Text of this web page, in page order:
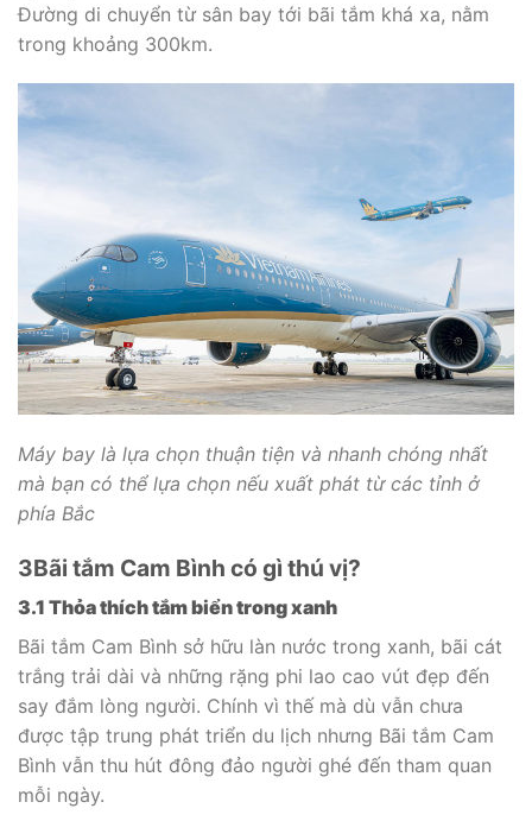
Đường di chuyển từ sân bay tới bãi tắm khá xa, nằm
trong khoảng 300km.
Máy bay là lựa chọn thuận tiện và nhanh chóng nhất
mà bạn có thể lựa chọn nếu xuất phát từ các tỉnh ở
phía Bắc
3Bãi tắm Cam Bình có gì thú vị?
3.1 Thỏa thích tắm biển trong xanh
Bãi tắm Cam Bình sở hữu làn nước trong xanh, bãi cát
trắng trải dài và những rặng phi lao cao vút đẹp đến
say đắm lòng người. Chính vì thế mà dù vẫn chưa
được tập trung phát triển du lịch nhưng Bãi tắm Cam
Bình vẫn thu hút đông đảo người ghé đến tham quan
mỗi ngày.